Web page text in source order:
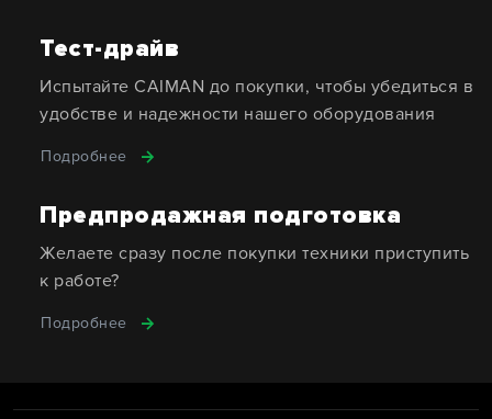
Тест-драйв
Испытайте CAIMAN до покупки, чтобы убедиться в
удобстве и надежности нашего оборудования
Подробнее
Предпродажная подготовка
Желаете сразу после покупки техники приступить
к работе?
Подробнее